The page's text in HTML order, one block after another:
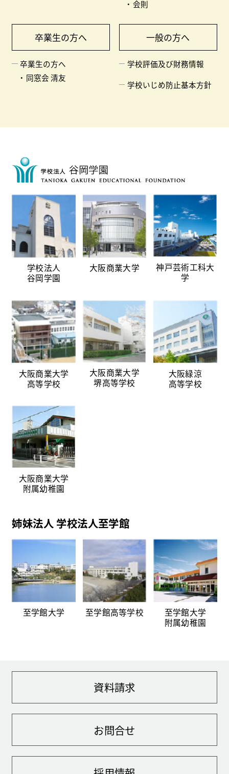
会則
卒業生の方へ
卒業生の方へ
同窓会 清友
一般の方へ
学校評価及び財務情報
学校いじめ防止基本方針
学校法人
谷岡学園
大阪商業大学
神戸芸術工科大
学
大阪商業大学
高等学校
大阪商業大学
堺高等学校
大阪緑涼
高等学校
大阪商業大学
附属幼稚園
姉妹法人 学校法人至学館
至学館大学 至学館高等学校
至学館大学
附属幼稚園
資料請求
お問合せ